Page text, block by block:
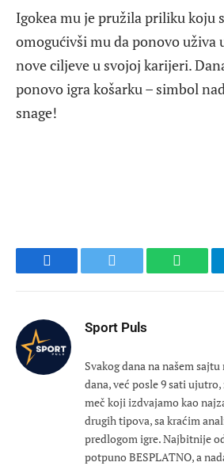
Igokea mu je pružila priliku koju
omogućivši mu da ponovo uživa
nove ciljeve u svojoj karijeri.
ponovo igra košarku – simbol
snage!
Facebook Twitter
Sport Puls
Svakog dana na našem
dana, već posle 9 sati
meč koji izdvajamo kao
drugih tipova, sa kraćim
predlogom igre. Najbitnije
potpuno BESPLATNO, a